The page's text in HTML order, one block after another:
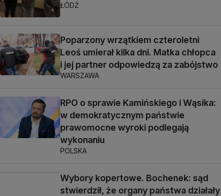
ŁÓDŹ
Poparzony wrzątkiem czteroletni
Leoś umierał kilka dni. Matka chłopca
i jej partner odpowiedzą za zabójstwo
WARSZAWA
RPO o sprawie Kamińskiego i Wąsika:
w demokratycznym państwie
prawomocne wyroki podlegają
wykonaniu
POLSKA
Wybory kopertowe. Bochenek: sąd
stwierdził, że organy państwa działały